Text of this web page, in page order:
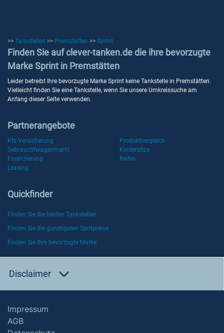
>> Tankstellen >> Premstätten >> Sprint
Finden Sie auf clever-tanken.de die ihre bevorzugte
Marke Sprint in Premstätten
Leider betreibt Ihre bevorzugte Marke Sprint keine Tankstelle in Premstätten.
Vielleicht finden Sie eine Tankstelle, wenn Sie unsere Umkreissuche am
Anfang dieser Seite verwenden.
Partnerangebote
Kfz-Versicherung
Produktvergleich
Gebrauchtwagenmarkt
Kindersitze
Finanzierung
Reifen
Leasing
Quickfinder
Finden Sie die besten Tankstellen
Finden Sie die günstigsten Spritpreise
Finden Sie Ihre bevorzugte Marke
Disclaimer
Impressum
AGB